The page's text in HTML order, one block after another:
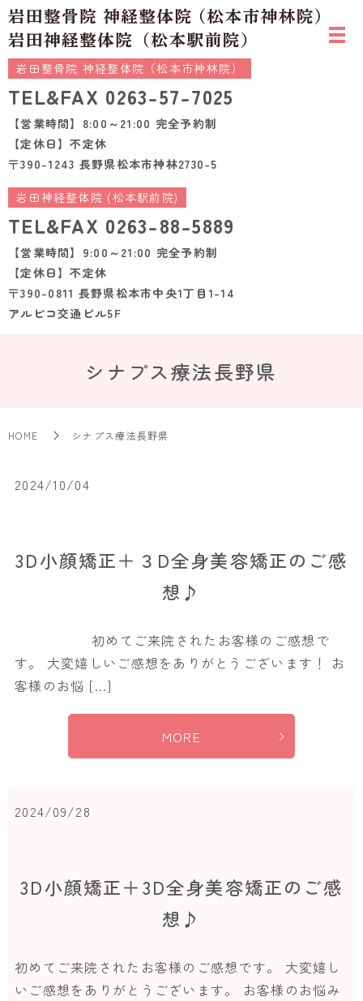
岩田整骨院 神経整体院（松本市神林院）
TEL&FAX 0263-57-7025
【営業時間】8:00～21:00 完全予約制
【定休日】不定休
〒390-1243 長野県松本市神林2730-5
岩田神経整体院 (松本駅前院)
TEL&FAX 0263-88-5889
【営業時間】9:00～21:00 完全予約制
【定休日】不定休
〒390-0811 長野県松本市中央1丁目1-14
アルピコ交通ビル5F
シナプス療法長野県
HOME シナプス療法長野県
2024/10/04
3D小顔矯正＋３D全身美容矯正のご感
想♪
初めてご来院されたお客様のご感想で
す。 大変嬉しいご感想をありがとうございます！ お
客様のお悩 […]
MORE
2024/09/28
3D小顔矯正＋3D全身美容矯正のご感
想♪
初めてご来院されたお客様のご感想です。 大変嬉し
いご感想をありがとうございます。 お客様のお悩み